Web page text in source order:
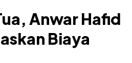
Anwar Hafid
Biaya